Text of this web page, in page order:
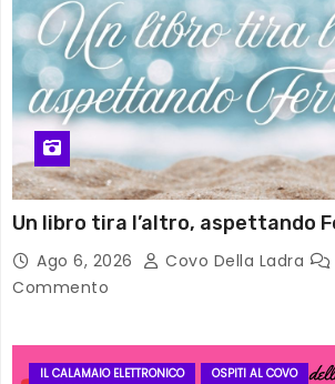
Un libro tira l’altro, aspettando
Ago 6, 2026 Covo Della Ladra
Commento
IL CALAMAIO ELETTRONICO OSPITI AL COVO